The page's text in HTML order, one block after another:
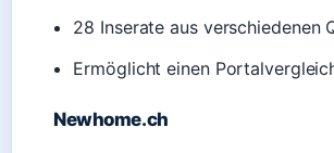
28 Inserate aus verschiedenen
Ermöglicht einen
Newhome.ch